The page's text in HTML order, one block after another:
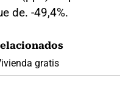
de. -49,4%.
gratis